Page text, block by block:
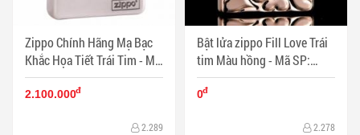
Zippo Chính Hãng Mạ Bạc
Khắc Họa Tiết Trái Tim - Mã
SP: ZPC1135
2.100.000đ
2.289
Bật lửa zippo Fill Love Trái
tim Màu hồng - Mã SP:
ZPC1126
0đ
2.278